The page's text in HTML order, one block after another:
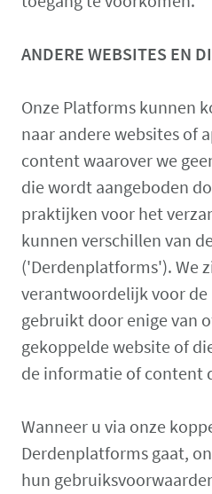
ANDERE WEBSITES EN
Onze Platforms kunnen
naar andere websites of
content waarover we
die wordt aangeboden
praktijken voor het
kunnen verschillen van
('Derdenplatforms'). We
verantwoordelijk voor
gebruikt door enige van
gekoppelde website of
de informatie of content
Wanneer u via onze
Derdenplatforms gaat,
hun